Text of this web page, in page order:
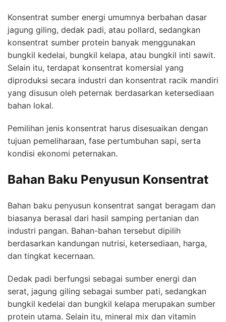
Konsentrat sumber energi umumnya berbahan dasar
jagung giling, dedak padi, atau pollard, sedangkan
konsentrat sumber protein banyak menggunakan
bungkil kedelai, bungkil kelapa, atau bungkil inti sawit.
Selain itu, terdapat konsentrat komersial yang
diproduksi secara industri dan konsentrat racik mandiri
yang disusun oleh peternak berdasarkan ketersediaan
bahan lokal.
Pemilihan jenis konsentrat harus disesuaikan dengan
tujuan pemeliharaan, fase pertumbuhan sapi, serta
kondisi ekonomi peternakan.
Bahan Baku Penyusun Konsentrat
Bahan baku penyusun konsentrat sangat beragam dan
biasanya berasal dari hasil samping pertanian dan
industri pangan. Bahan-bahan tersebut dipilih
berdasarkan kandungan nutrisi, ketersediaan, harga,
dan tingkat kecernaan.
Dedak padi berfungsi sebagai sumber energi dan
serat, jagung giling sebagai sumber pati, sedangkan
bungkil kedelai dan bungkil kelapa merupakan sumber
protein utama. Selain itu, mineral mix dan vitamin